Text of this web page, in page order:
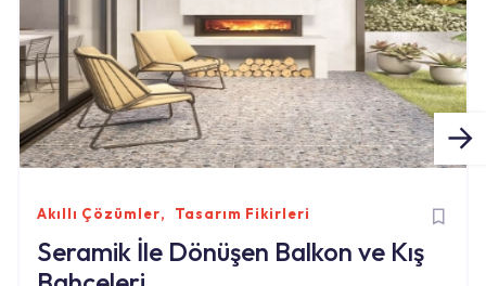
Akıllı Çözümler Tasarım Fikirleri
Seramik İle Dönüşen Balkon ve Kış